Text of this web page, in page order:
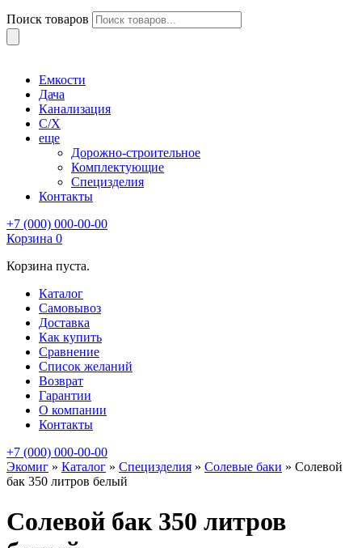
Поиск товаров
Емкости
Дача
Канализация
С/Х
еще
Дорожно-строительное
Комплектующие
Специзделия
Контакты
+7 (000) 000-00-00
Корзина 0
Корзина пуста.
Каталог
Самовывоз
Доставка
Как купить
Сравнение
Список желаний
Возврат
Гарантии
О компании
Контакты
+7 (000) 000-00-00
Экомиг » Каталог » Специзделия » Солевые баки » Солевой
бак 350 литров белый
Солевой бак 350 литров